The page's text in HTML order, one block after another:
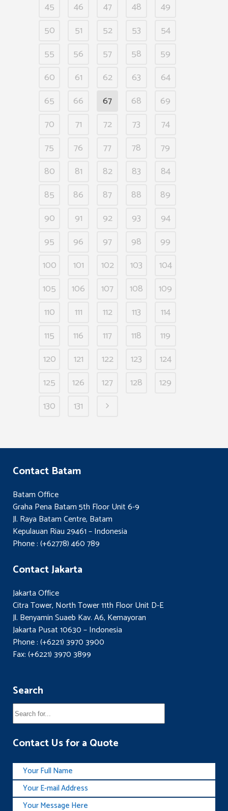
45
46 47 48
49
50
51 52 53
54
55
56 57 58
59
60
61 62 63
64
65
66 67 68
69
70
71 72 73
74
75
76 77 78
79
80
81 82 83
84
85
86 87 88
89
90
91 92 93
94
95
96 97 98
99
100
101 102 103
104
105
106 107 108
109
110
111 112 113
114
115
116 117 118
119
120
121 122 123
124
125
126 127 128
129
130
131
Contact Batam
Batam Office
Graha Pena Batam 5th Floor Unit 6-9
Jl. Raya Batam Centre, Batam
Kepulauan Riau 29461 – Indonesia
Phone : (+62778) 460 789
Contact Jakarta
Jakarta Office
Citra Tower, North Tower 11th Floor Unit D-E
Jl. Benyamin Suaeb Kav. A6, Kemayoran
Jakarta Pusat 10630 – Indonesia
Phone : (+6221) 3970 3900
Fax: (+6221) 3970 3899
Search
Contact Us for a Quote